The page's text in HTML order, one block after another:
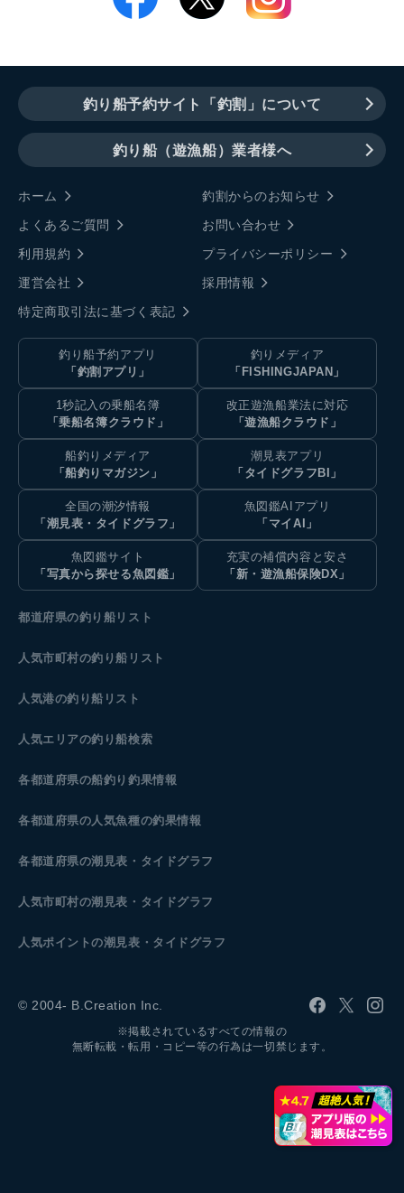
釣り船予約サイト「釣割」について
釣り船（遊漁船）業者様へ
ホーム
釣割からのお知らせ
よくあるご質問
お問い合わせ
利用規約
プライバシーポリシー
運営会社
採用情報
特定商取引法に基づく表記
釣り船予約アプリ
「釣割アプリ」
釣りメディア
「FISHINGJAPAN」
1秒記入の乗船名簿
「乗船名簿クラウド」
改正遊漁船業法に対応
「遊漁船クラウド」
船釣りメディア
「船釣りマガジン」
潮見表アプリ
「タイドグラフBI」
全国の潮汐情報
「潮見表・タイドグラフ」
魚図鑑AIアプリ
「マイAI」
魚図鑑サイト
「写真から探せる魚図鑑」
充実の補償内容と安さ
「新・遊漁船保険DX」
都道府県の釣り船リスト
人気市町村の釣り船リスト
人気港の釣り船リスト
人気エリアの釣り船検索
各都道府県の船釣り釣果情報
各都道府県の人気魚種の釣果情報
各都道府県の潮見表 ・タイドグラフ
人気市町村の潮見表・タイドグラフ
人気ポイントの潮見表・タイドグラフ
© 2004- B.Creation Inc.
※掲載されているすべての情報の
無断転載・転用・コピー等の行為は一切禁じます。